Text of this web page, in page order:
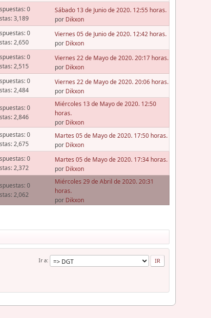
0
3,189
Sábado 13 de Junio de 2020. 12:55 horas.
por Dikxon
0
2,650
Viernes 05 de Junio de 2020. 12:42 horas.
por Dikxon
0
2,515
Viernes 22 de Mayo de 2020. 20:17 horas.
por Dikxon
0
2,484
Viernes 22 de Mayo de 2020. 20:06 horas.
por Dikxon
0
2,846
Miércoles 13 de Mayo de 2020. 12:50
horas.
por Dikxon
0
2,675
Martes 05 de Mayo de 2020. 17:50 horas.
por Dikxon
0
2,372
Martes 05 de Mayo de 2020. 17:34 horas.
por Dikxon
0
2,062
Miércoles 29 de Abril de 2020. 20:31
horas.
por Dikxon
Ir a